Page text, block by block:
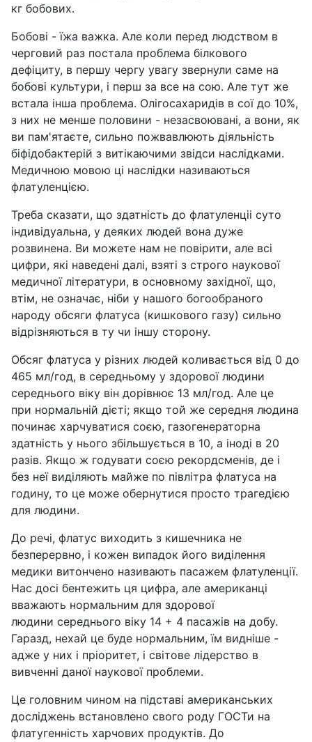
кг бобових.
Бобові - їжа важка. Але коли перед людством в
черговий раз постала проблема білкового
дефіциту, в першу чергу увагу звернули саме на
бобові культури, і перш за все на сою. Але тут же
встала інша проблема. Олігосахаридів в сої до 10%,
з них не менше половини - незасвоювані, а вони, як
ви пам'ятаєте, сильно пожвавлюють діяльність
біфідобактерій з витікаючими звідси наслідками.
Медичною мовою ці наслідки називаються
флатуленцією.
Треба сказати, що здатність до флатуленціі суто
індивідуальна, у деяких людей вона дуже
розвинена. Ви можете нам не повірити, але всі
цифри, які наведені далі, взяті з строго наукової
медичної літератури, в основному західної, що,
втім, не означає, ніби у нашого богообраного
народу обсяги флатуса (кишкового газу) сильно
відрізняються в ту чи іншу сторону.
Обсяг флатуса у різних людей коливається від 0 до
465 мл/год, в середньому у здорової людини
середнього віку він дорівнює 13 мл/год. Але це
при нормальній дієті; якщо той же середня людина
починає харчуватися соєю, газогенераторна
здатність у нього збільшується в 10, а іноді в 20
разів. Якщо ж годувати соєю рекордсменів, де і
без неї виділяють майже по півлітра флатуса на
годину, то це може обернутися просто трагедією
для людини.
До речі, флатус виходить з кишечника не
безперервно, і кожен випадок його виділення
медики витончено називають пасажем флатуленції.
Нас досі бентежить ця цифра, але американці
вважають нормальним для здорової
людини середнього віку 14 + 4 пасажів на добу.
Гаразд, нехай це буде нормальним, їм видніше -
адже у них і пріоритет, і світове лідерство в
вивченні даної наукової проблеми.
Це головним чином на підставі американських
досліджень встановлено свого роду ГОСТи на
флатугенність харчових продуктів. До